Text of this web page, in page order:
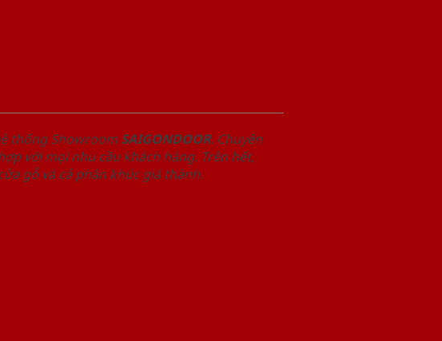
thống Showroom SAIGONDOOR. Chuyên
với mọi nhu cầu khách hàng. Trên hết,
gỗ và cả phân khúc giá thành.